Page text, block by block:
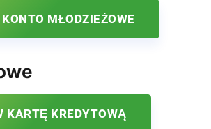
MŁODZIEŻOWE
KARTĘ KREDYTOWĄ